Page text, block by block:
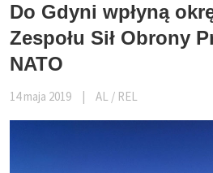
Do Gdyni wpłyną
Zespołu Sił Obrony
NATO
14 maja 2019 AL / REL